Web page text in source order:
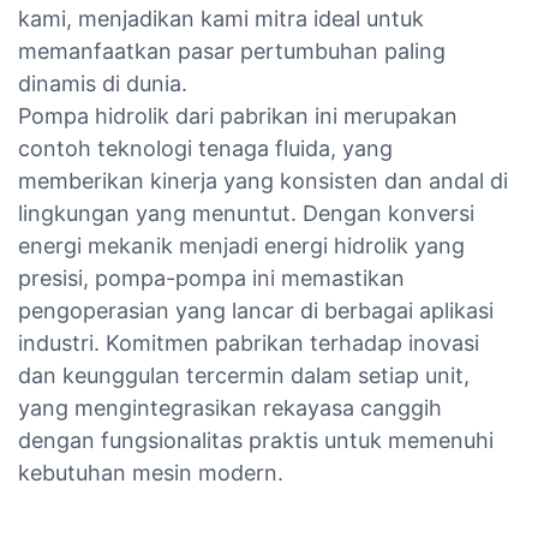
kami, menjadikan kami mitra ideal untuk
memanfaatkan pasar pertumbuhan paling
dinamis di dunia.
Pompa hidrolik dari pabrikan ini merupakan
contoh teknologi tenaga fluida, yang
memberikan kinerja yang konsisten dan andal di
lingkungan yang menuntut. Dengan konversi
energi mekanik menjadi energi hidrolik yang
presisi, pompa-pompa ini memastikan
pengoperasian yang lancar di berbagai aplikasi
industri. Komitmen pabrikan terhadap inovasi
dan keunggulan tercermin dalam setiap unit,
yang mengintegrasikan rekayasa canggih
dengan fungsionalitas praktis untuk memenuhi
kebutuhan mesin modern.